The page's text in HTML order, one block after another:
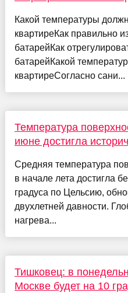
Какой температуры
квартиреКак правильно
батарейКак
батарейКакой
квартиреСогласно сани...
Температура
июне достигла
Средняя температура
в начале лета достигла
градуса по Цельсию,
двухлетней давности.
нагрева...
Тишковец: в
Москве будет на 10